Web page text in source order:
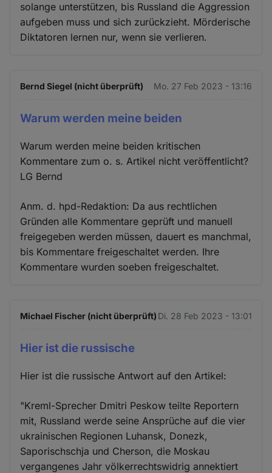
solange unterstützen, bis Russland die Aggression
aufgeben muss und sich zurückzieht. Mörderische
Diktatoren lernen nur, wenn sie verlieren.
Bernd Siegel (nicht überprüft) Mo. 27 Feb 2023 - 13:16
Warum werden meine beiden
Warum werden meine beiden kritischen
Kommentare zum o. s. Artikel nicht veröffentlicht?
LG Bernd
Anm. d. hpd-Redaktion: Da aus rechtlichen
Gründen alle Kommentare geprüft und manuell
freigegeben werden müssen, dauert es manchmal,
bis Kommentare freigeschaltet werden. Ihre
Kommentare wurden soeben freigeschaltet.
Michael Fischer (nicht überprüft) Di. 28 Feb 2023 - 13:01
Hier ist die russische
Hier ist die russische Antwort auf den Artikel:
"Kreml-Sprecher Dmitri Peskow teilte Reportern
mit, Russland werde seine Ansprüche auf die vier
ukrainischen Regionen Luhansk, Donezk,
Saporischschja und Cherson, die Moskau
vergangenes Jahr völkerrechtswidrig annektiert